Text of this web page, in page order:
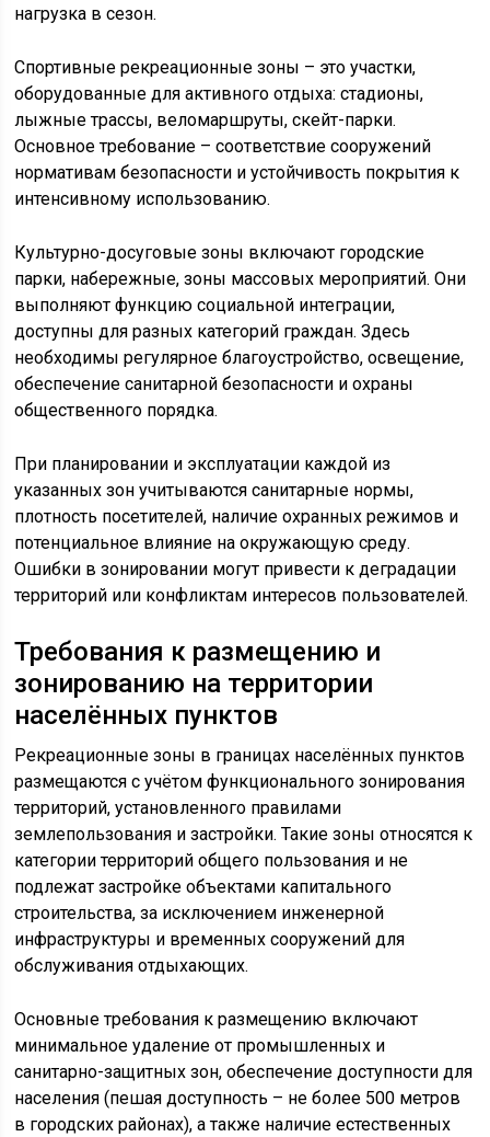
нагрузка в сезон.
Спортивные рекреационные зоны – это участки,
оборудованные для активного отдыха: стадионы,
лыжные трассы, веломаршруты, скейт-парки.
Основное требование – соответствие сооружений
нормативам безопасности и устойчивость покрытия к
интенсивному использованию.
Культурно-досуговые зоны включают городские
парки, набережные, зоны массовых мероприятий. Они
выполняют функцию социальной интеграции,
доступны для разных категорий граждан. Здесь
необходимы регулярное благоустройство, освещение,
обеспечение санитарной безопасности и охраны
общественного порядка.
При планировании и эксплуатации каждой из
указанных зон учитываются санитарные нормы,
плотность посетителей, наличие охранных режимов и
потенциальное влияние на окружающую среду.
Ошибки в зонировании могут привести к деградации
территорий или конфликтам интересов пользователей.
Требования к размещению и
зонированию на территории
населённых пунктов
Рекреационные зоны в границах населённых пунктов
размещаются с учётом функционального зонирования
территорий, установленного правилами
землепользования и застройки. Такие зоны относятся к
категории территорий общего пользования и не
подлежат застройке объектами капитального
строительства, за исключением инженерной
инфраструктуры и временных сооружений для
обслуживания отдыхающих.
Основные требования к размещению включают
минимальное удаление от промышленных и
санитарно-защитных зон, обеспечение доступности для
населения (пешая доступность – не более 500 метров
в городских районах), а также наличие естественных